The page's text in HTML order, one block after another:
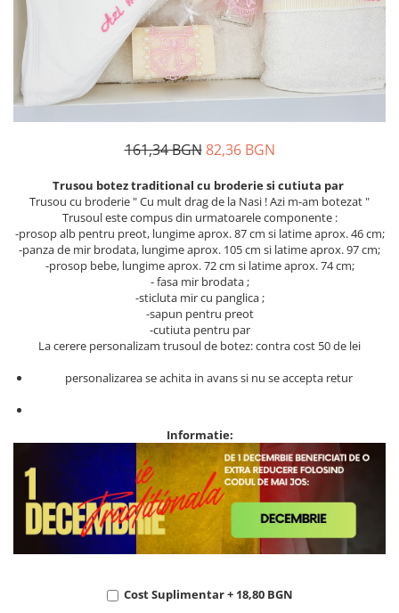
Дамски панталони
Дамски пуловери
Дамски сака
Дамски спортни комплекти
Жилетка
Пояси за момчета
161,34 BGN 82,36 BGN
Trusou botez traditional cu broderie si cutiuta par
Trusou cu broderie " Cu mult drag de la Nasi ! Azi m-am botezat "
Trusoul este compus din urmatoarele componente :
-prosop alb pentru preot, lungime aprox. 87 cm si latime aprox. 46 cm;
-panza de mir brodata, lungime aprox. 105 cm si latime aprox. 97 cm;
-prosop bebe, lungime aprox. 72 cm si latime aprox. 74 cm;
- fasa mir brodata ;
-sticluta mir cu panglica ;
-sapun pentru preot
-cutiuta pentru par
La cerere personalizam trusoul de botez: contra cost 50 de lei
personalizarea se achita in avans si nu se accepta retur
Informatie:
Cost Suplimentar + 18,80 BGN